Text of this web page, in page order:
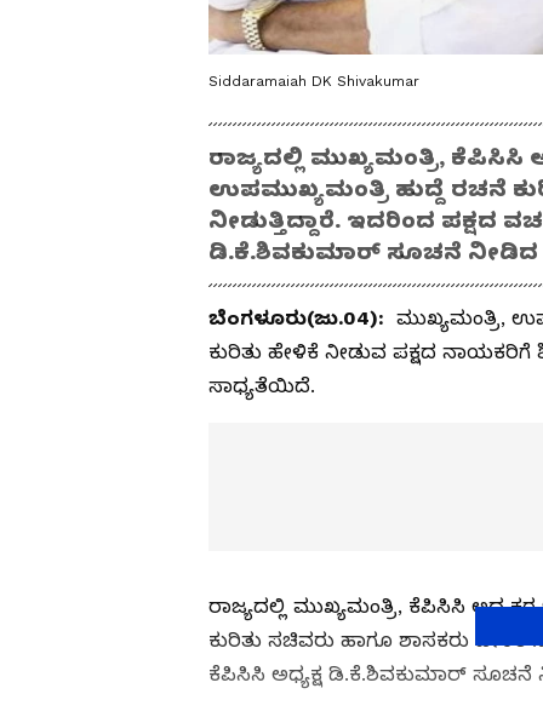
Siddaramaiah DK Shivakumar
ರಾಜ್ಯದಲ್ಲಿ ಮುಖ್ಯಮಂತ್ರಿ, ಕೆಪಿಸಿಸಿ
ಉಪಮುಖ್ಯಮಂತ್ರಿ ಹುದ್ದೆ ರಚನೆ
ನೀಡುತ್ತಿದ್ದಾರೆ. ಇದರಿಂದ ಪಕ್ಷದ
ಡಿ.ಕೆ.ಶಿವಕುಮಾರ್‌ ಸೂಚನೆ ನೀಡಿದ
ಬೆಂಗಳೂರು(ಜು.04): ಮುಖ್ಯಮಂತ್ರಿ,
ಕುರಿತು ಹೇಳಿಕೆ ನೀಡುವ ಪಕ್ಷದ
ಸಾಧ್ಯತೆಯಿದೆ.
ರಾಜ್ಯದಲ್ಲಿ ಮುಖ್ಯಮಂತ್ರಿ, ಕೆಪಿಸಿಸಿ
ಕುರಿತು ಸಚಿವರು ಹಾಗೂ ಶಾಸಕರು ಹೇಳಿಕೆ
ಕೆಪಿಸಿಸಿ ಅಧ್ಯಕ್ಷ ಡಿ.ಕೆ.ಶಿವಕುಮಾರ್‌ ಸೂಚನೆ